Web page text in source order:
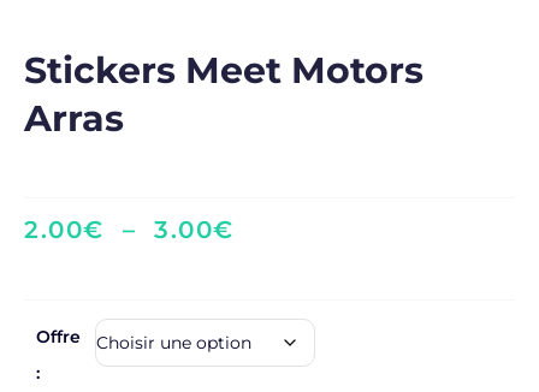
Stickers Meet Motors
Arras
2.00€ – 3.00€
Offre
: